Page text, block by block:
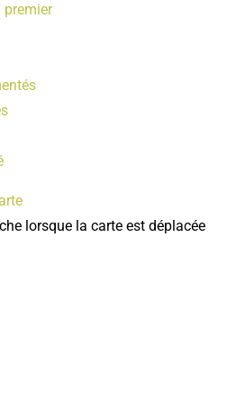
premier
lorsque la carte est déplacée